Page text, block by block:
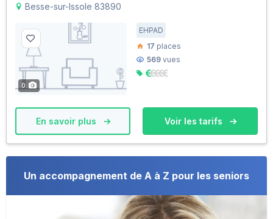
Besse-sur-Issole 83890
0
EHPAD
17 places
569 vues
En savoir plus Voir les tarifs
Un accompagnement de A à Z pour les seniors